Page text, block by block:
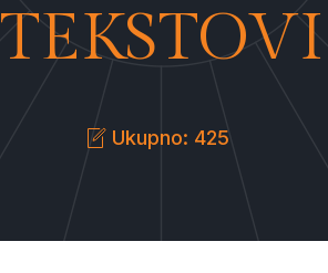
TEKSTOVI
Ukupno: 425